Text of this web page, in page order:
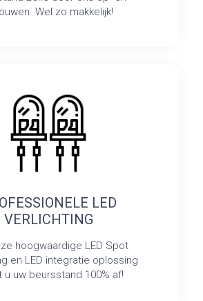
Wel zo makkelijk!
LED
VERLICHTING
hoogwaardige LED Spot
en LED integratie oplossing
u uw beursstand 100% af!